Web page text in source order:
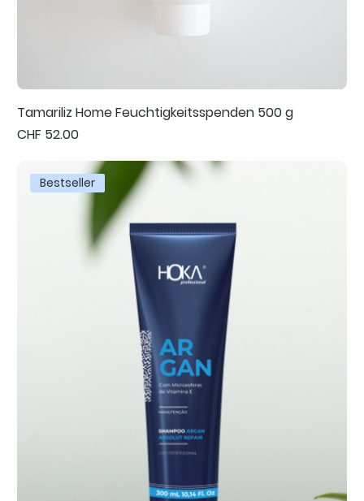
Tamariliz Home Feuchtigkeitsspenden 500 g
Preis
CHF 52.00
Bestseller